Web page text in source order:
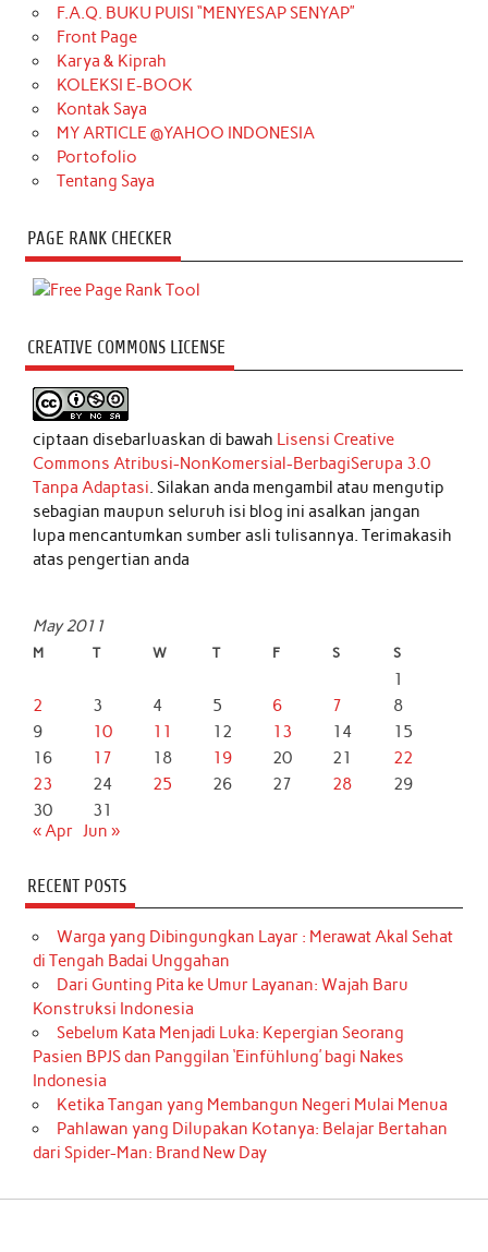
F.A.Q. BUKU PUISI “MENYESAP SENYAP”
Front Page
Karya & Kiprah
KOLEKSI E-BOOK
Kontak Saya
MY ARTICLE @YAHOO INDONESIA
Portofolio
Tentang Saya
PAGE RANK CHECKER
CREATIVE COMMONS LICENSE
ciptaan disebarluaskan di bawah Lisensi Creative
Commons Atribusi-NonKomersial-BerbagiSerupa 3.0
Tanpa Adaptasi. Silakan anda mengambil atau mengutip
sebagian maupun seluruh isi blog ini asalkan jangan
lupa mencantumkan sumber asli tulisannya. Terimakasih
atas pengertian anda
May 2011
M T W T F S S
1
2
3 4 5 6 7
8
9
10 11 12 13 14
15
16
17 18 19 20 21
22
23
24 25 26 27 28
29
30
31
« Apr Jun »
RECENT POSTS
Warga yang Dibingungkan Layar : Merawat Akal Sehat
di Tengah Badai Unggahan
Dari Gunting Pita ke Umur Layanan: Wajah Baru
Konstruksi Indonesia
Sebelum Kata Menjadi Luka: Kepergian Seorang
Pasien BPJS dan Panggilan ‘Einfühlung’ bagi Nakes
Indonesia
Ketika Tangan yang Membangun Negeri Mulai Menua
Pahlawan yang Dilupakan Kotanya: Belajar Bertahan
dari Spider-Man: Brand New Day